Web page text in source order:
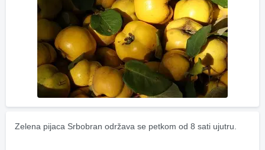
Zelena pijaca Srbobran održava se petkom od 8 sati ujutru.